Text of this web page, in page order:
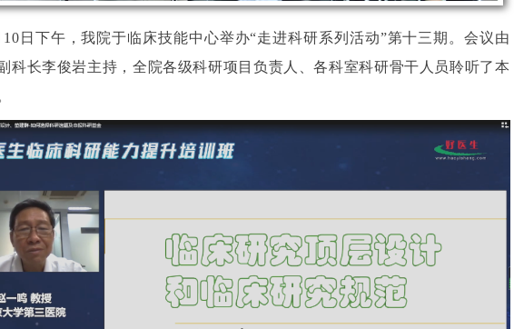
10日下午，我院于临床技能中心举办“走进科研系列活动”第十三期。会议由
科长李俊岩主持，全院各级科研项目负责人、各科室科研骨干人员聆听了本